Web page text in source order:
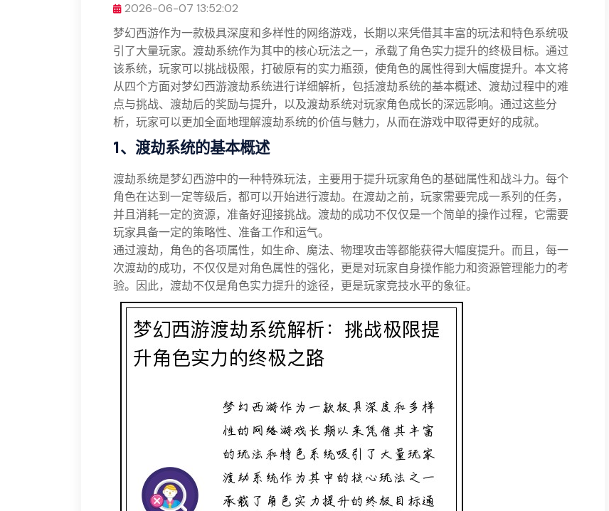
2026-06-07 13:52:02
梦幻西游作为一款极具深度和多样性的网络游戏，长期以来凭借其丰富的玩法和特色系统吸
引了大量玩家。渡劫系统作为其中的核心玩法之一，承载了角色实力提升的终极目标。通过
该系统，玩家可以挑战极限，打破原有的实力瓶颈，使角色的属性得到大幅度提升。本文将
从四个方面对梦幻西游渡劫系统进行详细解析，包括渡劫系统的基本概述、渡劫过程中的难
点与挑战、渡劫后的奖励与提升，以及渡劫系统对玩家角色成长的深远影响。通过这些分
析，玩家可以更加全面地理解渡劫系统的价值与魅力，从而在游戏中取得更好的成就。
1、渡劫系统的基本概述
渡劫系统是梦幻西游中的一种特殊玩法，主要用于提升玩家角色的基础属性和战斗力。每个
角色在达到一定等级后，都可以开始进行渡劫。在渡劫之前，玩家需要完成一系列的任务，
并且消耗一定的资源，准备好迎接挑战。渡劫的成功不仅仅是一个简单的操作过程，它需要
玩家具备一定的策略性、准备工作和运气。
通过渡劫，角色的各项属性，如生命、魔法、物理攻击等都能获得大幅度提升。而且，每一
次渡劫的成功，不仅仅是对角色属性的强化，更是对玩家自身操作能力和资源管理能力的考
验。因此，渡劫不仅是角色实力提升的途径，更是玩家竞技水平的象征。